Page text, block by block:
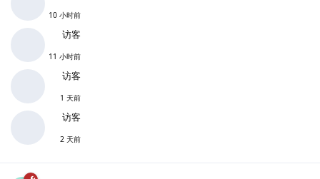
10 小时前
访客
11 小时前
访客
1 天前
访客
2 天前